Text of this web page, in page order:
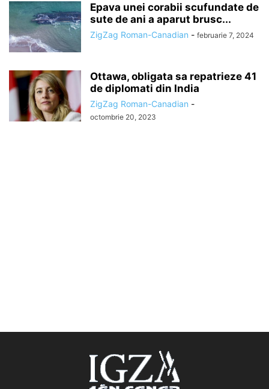
Epava unei corabii scufundate de
sute de ani a aparut brusc...
ZigZag Roman-Canadian - februarie 7, 2024
Ottawa, obligata sa repatrieze 41
de diplomati din India
ZigZag Roman-Canadian -
octombrie 20, 2023